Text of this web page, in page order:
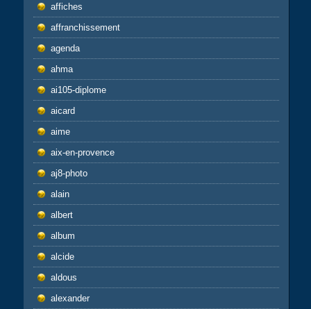
affiches
affranchissement
agenda
ahma
ai105-diplome
aicard
aime
aix-en-provence
aj8-photo
alain
albert
album
alcide
aldous
alexander